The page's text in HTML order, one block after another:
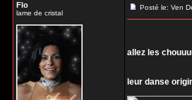
Flo
lame de cristal
Posté le: Ven
allez les
leur danse